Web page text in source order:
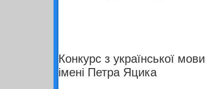
Конкурс з української мови
імені Петра Яцика